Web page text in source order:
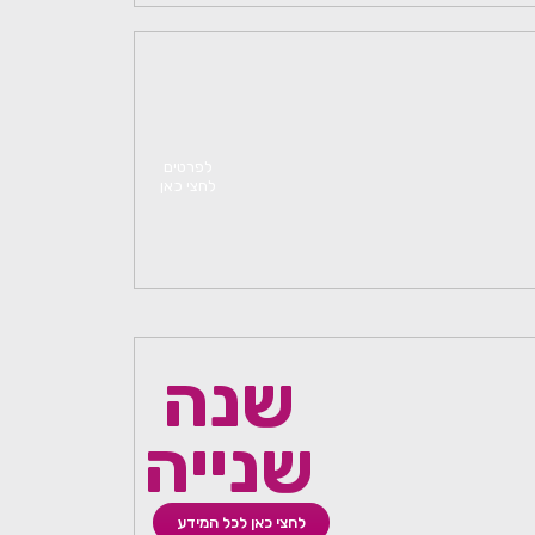
לחצי כאן לכל המידע
שנה
שנייה